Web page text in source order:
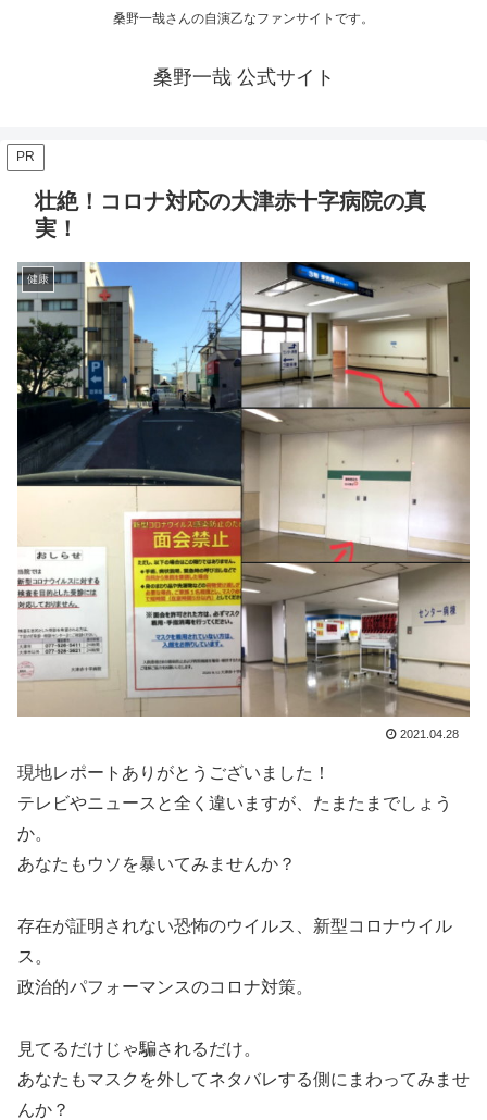
桑野一哉さんの自演乙なファンサイトです。
桑野一哉 公式サイト
PR
壮絶！コロナ対応の大津赤十字病院の真
実！
健康
2021.04.28
現地レポートありがとうございました！
テレビやニュースと全く違いますが、たまたまでしょう
か。
あなたもウソを暴いてみませんか？
存在が証明されない恐怖のウイルス、新型コロナウイル
ス。
政治的パフォーマンスのコロナ対策。
見てるだけじゃ騙されるだけ。
あなたもマスクを外してネタバレする側にまわってみませ
んか？